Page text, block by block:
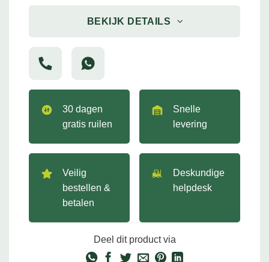
BEKIJK DETAILS
30 dagen
gratis ruilen
Snelle
levering
Veilig
bestellen &
betalen
Deskundige
helpdesk
Deel dit product via